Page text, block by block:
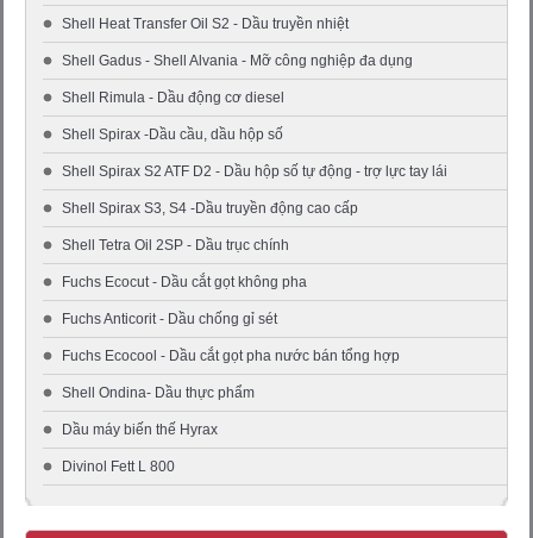
Shell Heat Transfer Oil S2 - Dầu truyền nhiệt
Shell Gadus - Shell Alvania - Mỡ công nghiệp đa dụng
Shell Rimula - Dầu động cơ diesel
Shell Spirax -Dầu cầu, dầu hộp số
Shell Spirax S2 ATF D2 - Dầu hộp số tự động - trợ lực tay lái
Shell Spirax S3, S4 -Dầu truyền động cao cấp
Shell Tetra Oil 2SP - Dầu trục chính
Fuchs Ecocut - Dầu cắt gọt không pha
Fuchs Anticorit - Dầu chống gỉ sét
Fuchs Ecocool - Dầu cắt gọt pha nước bán tổng hợp
Shell Ondina- Dầu thực phẩm
Dầu máy biến thế Hyrax
Divinol Fett L 800